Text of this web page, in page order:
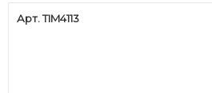
Арт. TIM4113